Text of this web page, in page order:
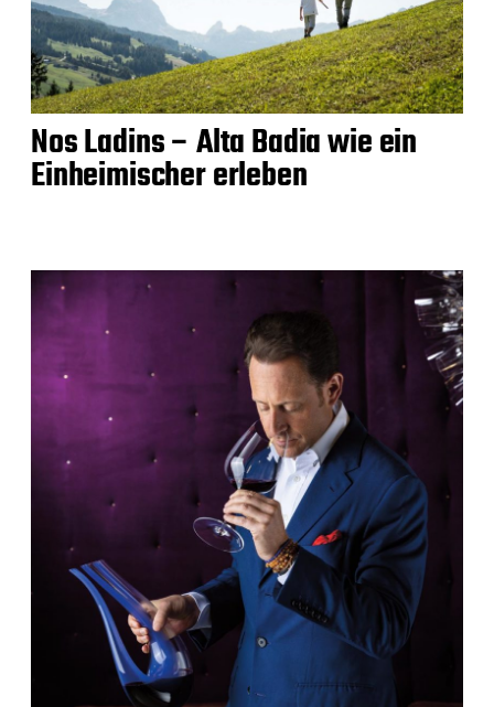
Nos Ladins – Alta Badia wie ein
Einheimischer erleben